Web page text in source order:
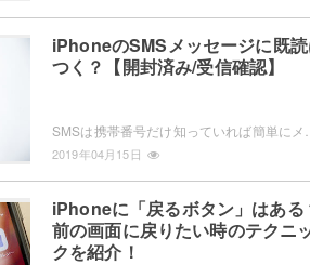
iPhoneのSMSメッセージに既
つく？【開封済み/受信確認】
2019年04月15日
iPhoneに「戻るボタン」はある
前の画面に戻りたい時のテクニ
クを紹介！